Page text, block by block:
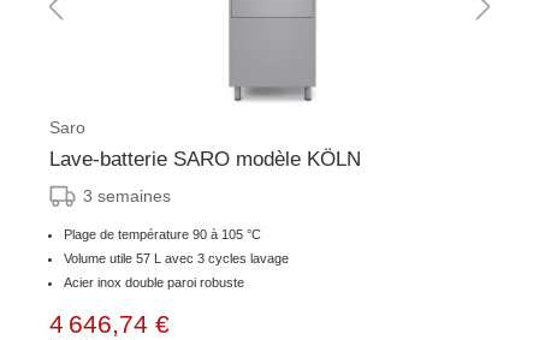
Saro
Lave-batterie SARO modèle KÖLN
3 semaines
Plage de température 90 à 105 °C
Volume utile 57 L avec 3 cycles lavage
Acier inox double paroi robuste
4 646,74 €